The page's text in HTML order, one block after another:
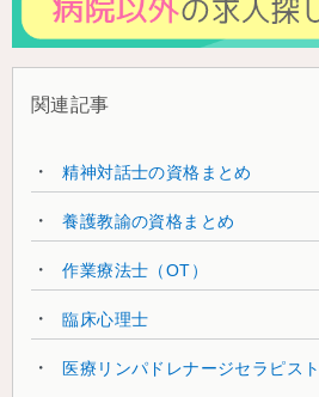
関連記事
精神対話士の資格まとめ
養護教諭の資格まとめ
作業療法士（OT）
臨床心理士
医療リンパドレナージセラピスト